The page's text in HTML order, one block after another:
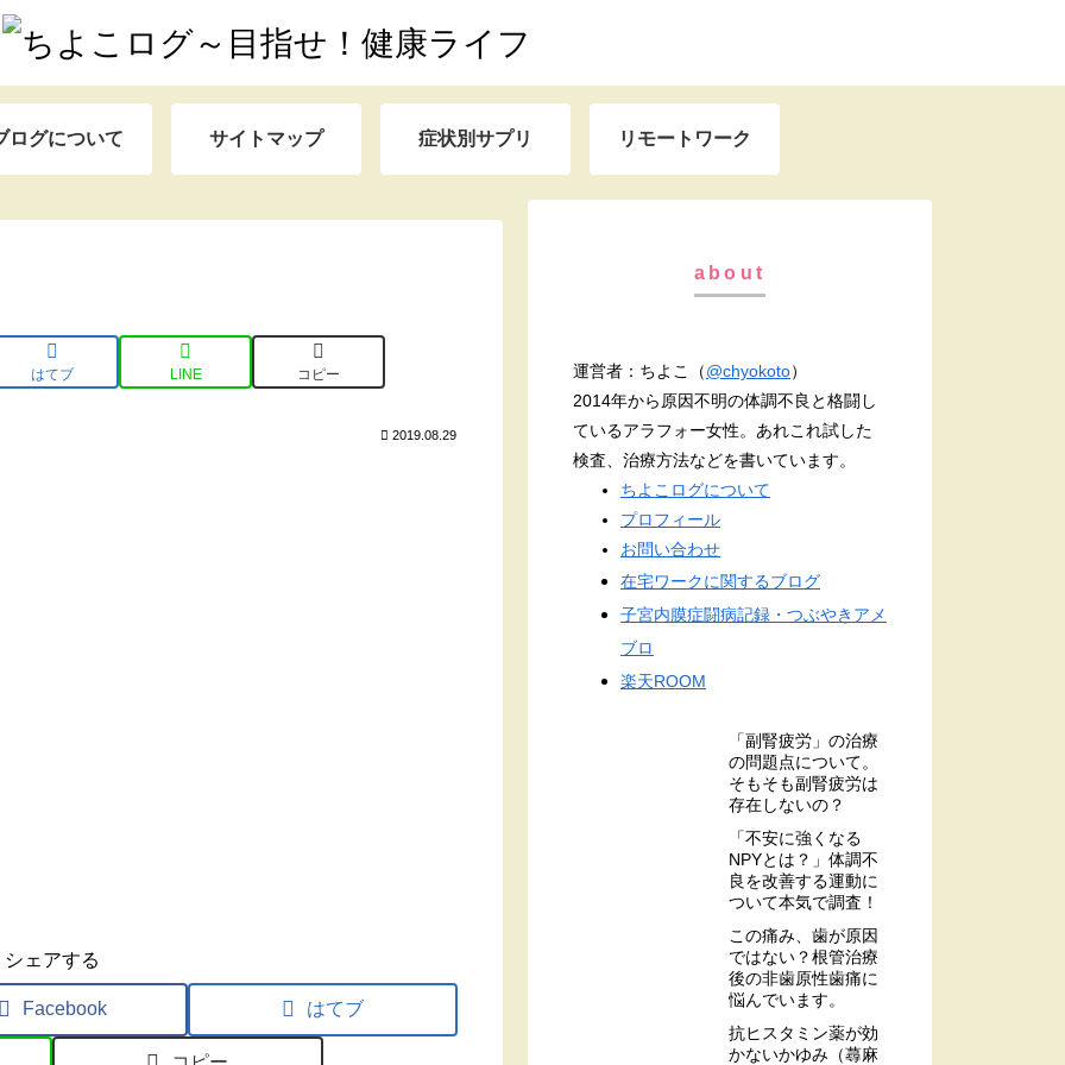
ログについて サイトマップ 症状別サプリ リモートワーク
はてブ LINE コピー
2019.08.29
シェアする
Facebook はてブ
about
運営者：ちよこ（@chyokoto）
2014年から原因不明の体調不良と格闘し
ているアラフォー女性。あれこれ試した
検査、治療方法などを書いています。
ちよこログについて
プロフィール
お問い合わせ
在宅ワークに関するブログ
子宮内膜症闘病記録・つぶやきアメ
ブロ
楽天ROOM
「副腎疲労」の治療
の問題点について。
そもそも副腎疲労は
存在しないの？
「不安に強くなる
NPYとは？」体調不
良を改善する運動に
ついて本気で調査！
この痛み、歯が原因
ではない？根管治療
後の非歯原性歯痛に
悩んでいます。
抗ヒスタミン薬が効
かないかゆみ（蕁麻